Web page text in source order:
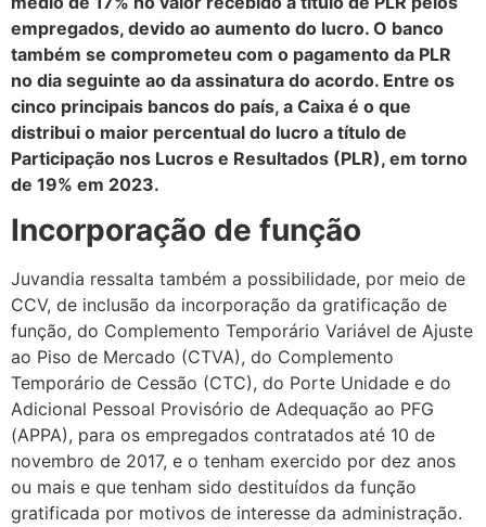
empregados, devido ao aumento do lucro. O banco
também se comprometeu com o pagamento da PLR
no dia seguinte ao da assinatura do acordo. Entre os
cinco principais bancos do país, a Caixa é o que
distribui o maior percentual do lucro a título de
Participação nos Lucros e Resultados (PLR), em torno
de 19% em 2023.
Incorporação de função
Juvandia ressalta também a possibilidade, por meio de
CCV, de inclusão da incorporação da gratificação de
função, do Complemento Temporário Variável de Ajuste
ao Piso de Mercado (CTVA), do Complemento
Temporário de Cessão (CTC), do Porte Unidade e do
Adicional Pessoal Provisório de Adequação ao PFG
(APPA), para os empregados contratados até 10 de
novembro de 2017, e o tenham exercido por dez anos
ou mais e que tenham sido destituídos da função
gratificada por motivos de interesse da administração.